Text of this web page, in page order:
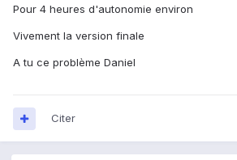
Pour 4 heures d'autonomie environ
Vivement la version finale
A tu ce problème Daniel
Citer